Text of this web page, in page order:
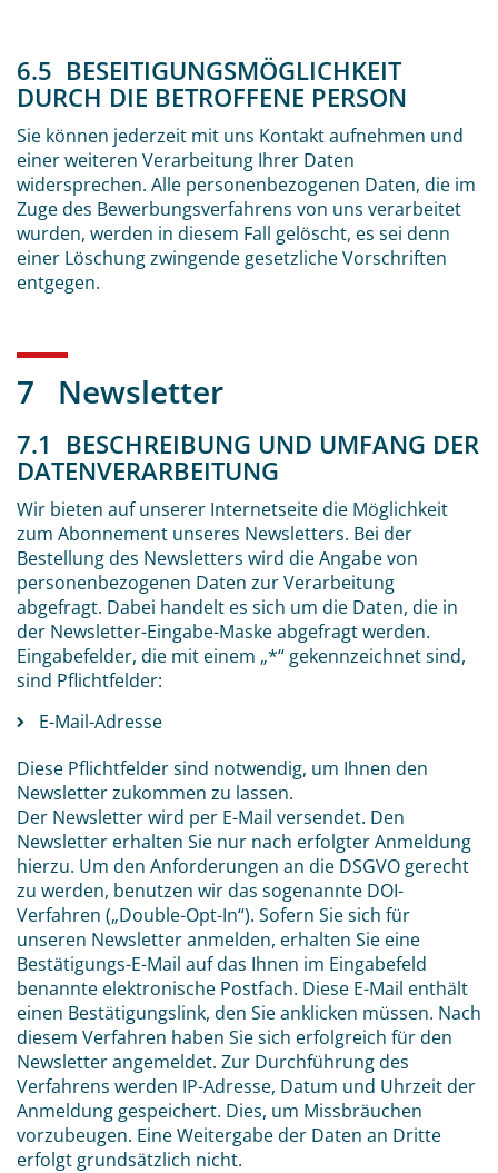
6.5 BESEITIGUNGSMÖGLICHKEIT
DURCH DIE BETROFFENE PERSON
Sie können jederzeit mit uns Kontakt aufnehmen und
einer weiteren Verarbeitung Ihrer Daten
widersprechen. Alle personenbezogenen Daten, die im
Zuge des Bewerbungsverfahrens von uns verarbeitet
wurden, werden in diesem Fall gelöscht, es sei denn
einer Löschung zwingende gesetzliche Vorschriften
entgegen.
7 Newsletter
7.1 BESCHREIBUNG UND UMFANG DER
DATENVERARBEITUNG
Wir bieten auf unserer Internetseite die Möglichkeit
zum Abonnement unseres Newsletters. Bei der
Bestellung des Newsletters wird die Angabe von
personenbezogenen Daten zur Verarbeitung
abgefragt. Dabei handelt es sich um die Daten, die in
der Newsletter-Eingabe-Maske abgefragt werden.
Eingabefelder, die mit einem „*“ gekennzeichnet sind,
sind Pflichtfelder:
E-Mail-Adresse
Diese Pflichtfelder sind notwendig, um Ihnen den
Newsletter zukommen zu lassen.
Der Newsletter wird per E-Mail versendet. Den
Newsletter erhalten Sie nur nach erfolgter Anmeldung
hierzu. Um den Anforderungen an die DSGVO gerecht
zu werden, benutzen wir das sogenannte DOI-
Verfahren („Double-Opt-In“). Sofern Sie sich für
unseren Newsletter anmelden, erhalten Sie eine
Bestätigungs-E-Mail auf das Ihnen im Eingabefeld
benannte elektronische Postfach. Diese E-Mail enthält
einen Bestätigungslink, den Sie anklicken müssen. Nach
diesem Verfahren haben Sie sich erfolgreich für den
Newsletter angemeldet. Zur Durchführung des
Verfahrens werden IP-Adresse, Datum und Uhrzeit der
Anmeldung gespeichert. Dies, um Missbräuchen
vorzubeugen. Eine Weitergabe der Daten an Dritte
erfolgt grundsätzlich nicht.